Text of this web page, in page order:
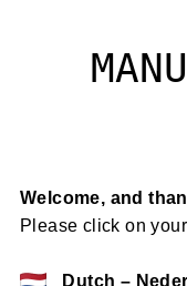
Welcome, and
Please click on
Dutch –